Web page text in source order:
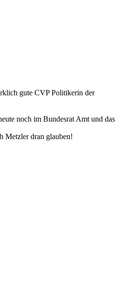
gute CVP Politikerin der
noch im Bundesrat Amt und das
Metzler dran glauben!